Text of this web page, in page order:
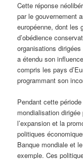
Cette réponse
par le gouvernement
européenne, dont les
d’obédience
organisations dirigées
a étendu son
compris les pays
programmant son
Pendant cette
mondialisation
l’expansion et la
politiques
Banque mondiale et
exemple. Ces